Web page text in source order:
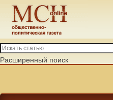
Расширенный поиск